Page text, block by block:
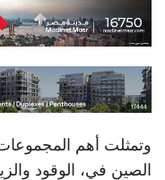
وتمثلت أهم
الصين في، الوقود